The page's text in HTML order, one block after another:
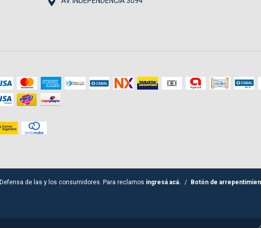
Defensa de las y los consumidores. Para reclamos ingresá acá. / Botón de